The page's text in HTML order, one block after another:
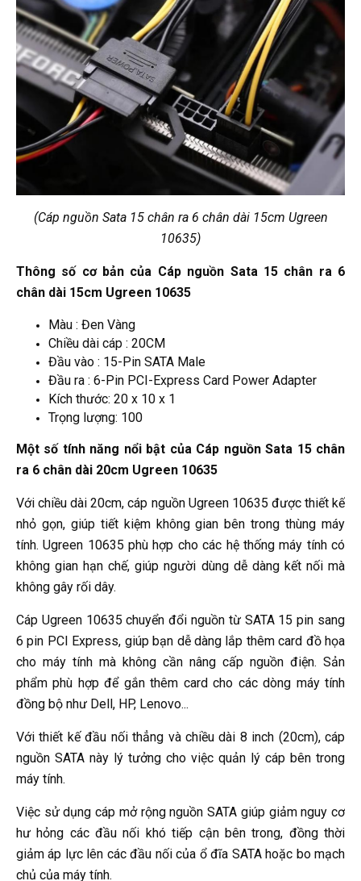
(Cáp nguồn Sata 15 chân ra 6 chân dài 15cm Ugreen
10635)
Thông số cơ bản của Cáp nguồn Sata 15 chân ra 6
chân dài 15cm Ugreen 10635
Màu : Đen Vàng
Chiều dài cáp : 20CM
Đầu vào : 15-Pin SATA Male
Đầu ra : 6-Pin PCI-Express Card Power Adapter
Kích thước: 20 x 10 x 1
Trọng lượng: 100
Một số tính năng nổi bật của Cáp nguồn Sata 15 chân
ra 6 chân dài 20cm Ugreen 10635
Với chiều dài 20cm, cáp nguồn Ugreen 10635 được thiết kế
nhỏ gọn, giúp tiết kiệm không gian bên trong thùng máy
tính. Ugreen 10635 phù hợp cho các hệ thống máy tính có
không gian hạn chế, giúp người dùng dễ dàng kết nối mà
không gây rối dây.
Cáp Ugreen 10635 chuyển đổi nguồn từ SATA 15 pin sang
6 pin PCI Express, giúp bạn dễ dàng lắp thêm card đồ họa
cho máy tính mà không cần nâng cấp nguồn điện. Sản
phẩm phù hợp để gắn thêm card cho các dòng máy tính
đồng bộ như Dell, HP, Lenovo...
Với thiết kế đầu nối thẳng và chiều dài 8 inch (20cm), cáp
nguồn SATA này lý tưởng cho việc quản lý cáp bên trong
máy tính.
Việc sử dụng cáp mở rộng nguồn SATA giúp giảm nguy cơ
hư hỏng các đầu nối khó tiếp cận bên trong, đồng thời
giảm áp lực lên các đầu nối của ổ đĩa SATA hoặc bo mạch
chủ của máy tính.